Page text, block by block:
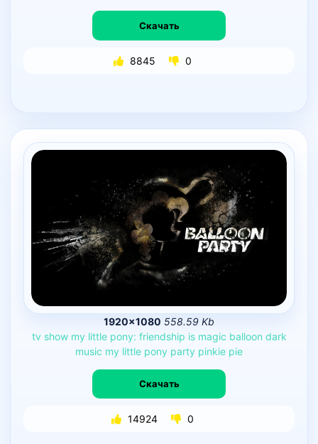
Скачать
8845 0
1920×1080 558.59 Kb
tv show my little pony: friendship is magic balloon dark
music my little pony party pinkie pie
Скачать
14924 0